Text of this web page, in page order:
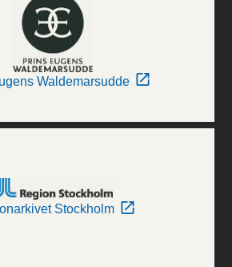
Waldemarsudde
Stockholm